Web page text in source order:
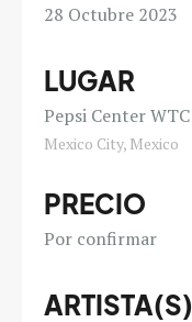
28 Octubre 2023
LUGAR
Pepsi Center WTC
Mexico City, Mexico
PRECIO
Por confirmar
ARTISTA(S)